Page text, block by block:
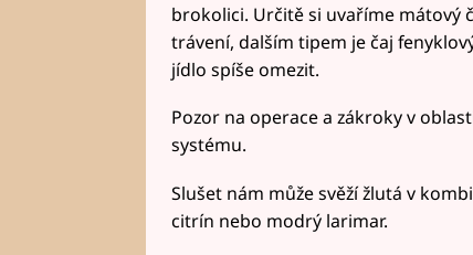
brokolici. Určitě si uvaříme mátový
trávení, dalším tipem je čaj
jídlo spíše omezit.
Pozor na operace a zákroky v
systému.
Slušet nám může svěží žlutá v
citrín nebo modrý larimar.